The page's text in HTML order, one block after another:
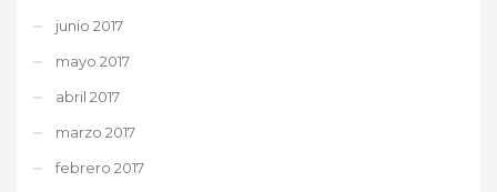
junio 2017
mayo 2017
abril 2017
marzo 2017
febrero 2017